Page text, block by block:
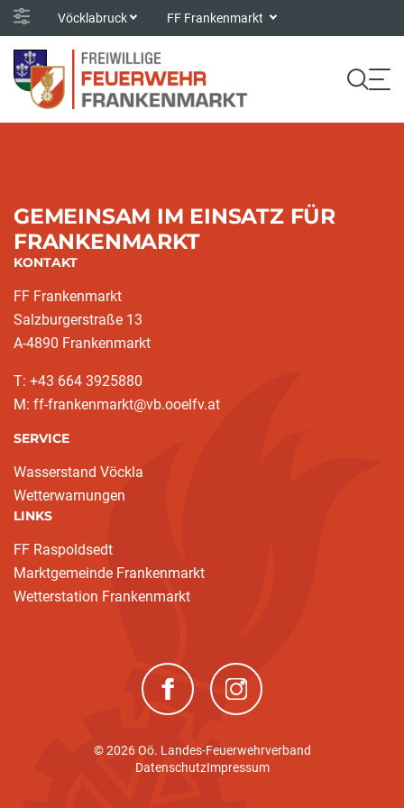
Vöcklabruck FF Frankenmarkt
GEMEINSAM IM EINSATZ FÜR
FRANKENMARKT
KONTAKT
FF Frankenmarkt
Salzburgerstraße 13
A-4890 Frankenmarkt
T: +43 664 3925880
M: ff-frankenmarkt@vb.ooelfv.at
SERVICE
Wasserstand Vöckla
Wetterwarnungen
LINKS
FF Raspoldsedt
Marktgemeinde Frankenmarkt
Wetterstation Frankenmarkt
(neues Fenster)(neues Fenster)
© 2026 Oö. Landes-Feuerwehrverband
DatenschutzImpressum